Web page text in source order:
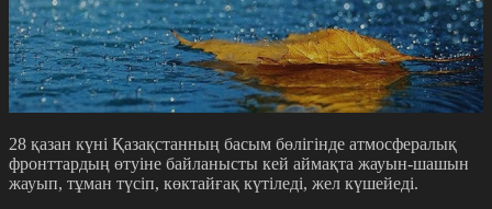
28 қазан күні Қазақстанның басым бөлігінде атмосфералық
фронттардың өтуіне байланысты кей аймақта жауын-шашын
жауып, тұман түсіп, көктайғақ күтіледі, жел күшейеді.